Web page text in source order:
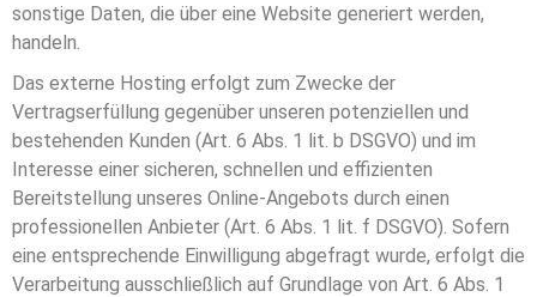
sonstige Daten, die über eine Website generiert werden,
handeln.
Das externe Hosting erfolgt zum Zwecke der
Vertragserfüllung gegenüber unseren potenziellen und
bestehenden Kunden (Art. 6 Abs. 1 lit. b DSGVO) und im
Interesse einer sicheren, schnellen und effizienten
Bereitstellung unseres Online-Angebots durch einen
professionellen Anbieter (Art. 6 Abs. 1 lit. f DSGVO). Sofern
eine entsprechende Einwilligung abgefragt wurde, erfolgt die
Verarbeitung ausschließlich auf Grundlage von Art. 6 Abs. 1